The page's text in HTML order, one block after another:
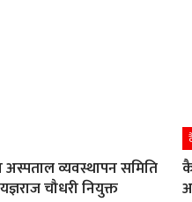
व्यवस्थापन समिति
चौधरी नियुक्त